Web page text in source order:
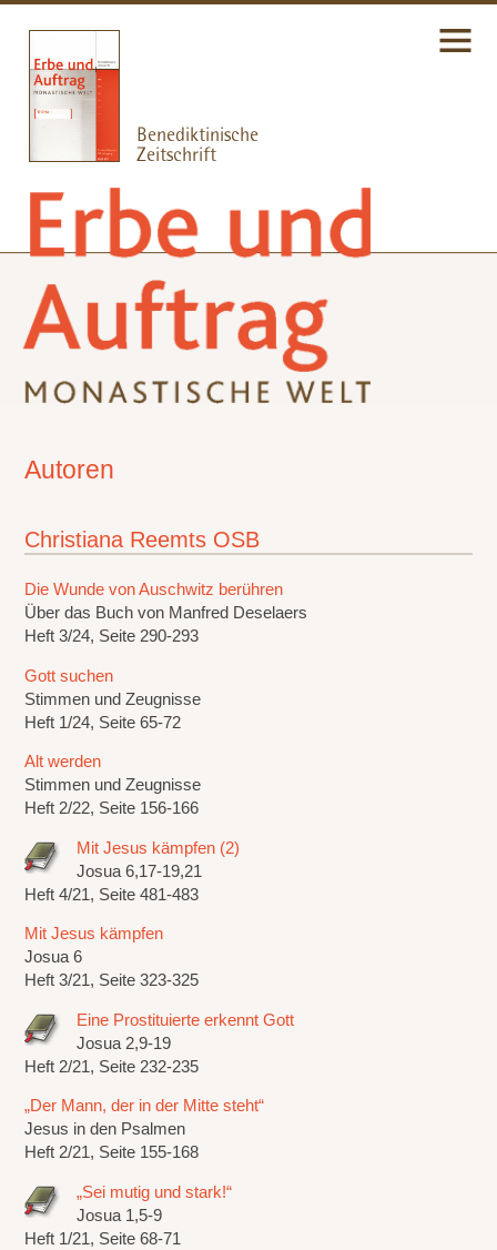
Autoren
Christiana Reemts OSB
Die Wunde von Auschwitz berühren
Über das Buch von Manfred Deselaers
Heft 3/24, Seite 290-293
Gott suchen
Stimmen und Zeugnisse
Heft 1/24, Seite 65-72
Alt werden
Stimmen und Zeugnisse
Heft 2/22, Seite 156-166
Mit Jesus kämpfen (2)
Josua 6,17-19,21
Heft 4/21, Seite 481-483
Mit Jesus kämpfen
Josua 6
Heft 3/21, Seite 323-325
Eine Prostituierte erkennt Gott
Josua 2,9-19
Heft 2/21, Seite 232-235
„Der Mann, der in der Mitte steht“
Jesus in den Psalmen
Heft 2/21, Seite 155-168
„Sei mutig und stark!“
Josua 1,5-9
Heft 1/21, Seite 68-71